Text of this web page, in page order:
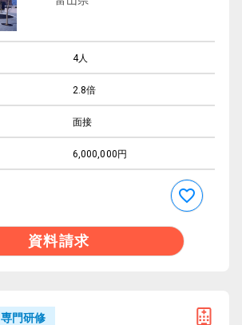
4人
2.8倍
面接
6,000,000円
資料請求
専門研修